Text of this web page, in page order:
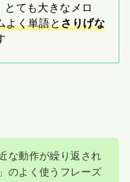
とても大きなメロ
よく単語とさりげな
な動作が繰り返され
のよく使うフレーズ